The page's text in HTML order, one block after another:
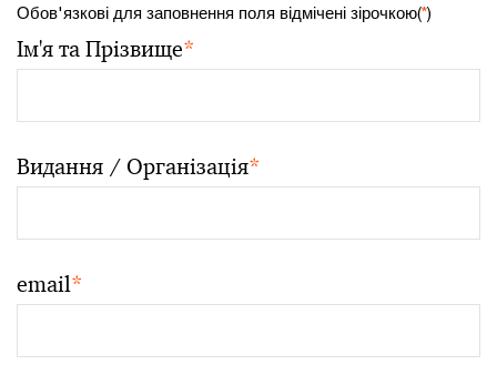
Обов'язкові для заповнення поля відмічені зірочкою(*)
Ім'я та Прізвище*
Видання / Організація*
email*